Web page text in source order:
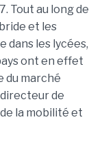
Tout au long de
et les
dans les lycées,
ont en effet
du marché
de
la mobilité et